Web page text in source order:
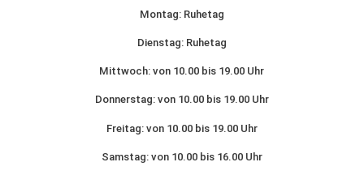
Montag: Ruhetag
Dienstag: Ruhetag
Mittwoch: von 10.00 bis 19.00 Uhr
Donnerstag: von 10.00 bis 19.00 Uhr
Freitag: von 10.00 bis 19.00 Uhr
Samstag: von 10.00 bis 16.00 Uhr